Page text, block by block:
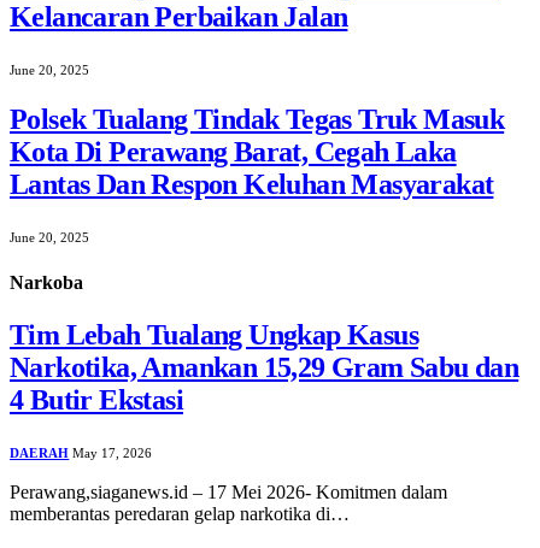
Kelancaran Perbaikan Jalan
June 20, 2025
Polsek Tualang Tindak Tegas Truk Masuk
Kota Di Perawang Barat, Cegah Laka
Lantas Dan Respon Keluhan Masyarakat
June 20, 2025
Narkoba
Tim Lebah Tualang Ungkap Kasus
Narkotika, Amankan 15,29 Gram Sabu dan
4 Butir Ekstasi
DAERAH May 17, 2026
Perawang,siaganews.id – 17 Mei 2026- Komitmen dalam
memberantas peredaran gelap narkotika di…